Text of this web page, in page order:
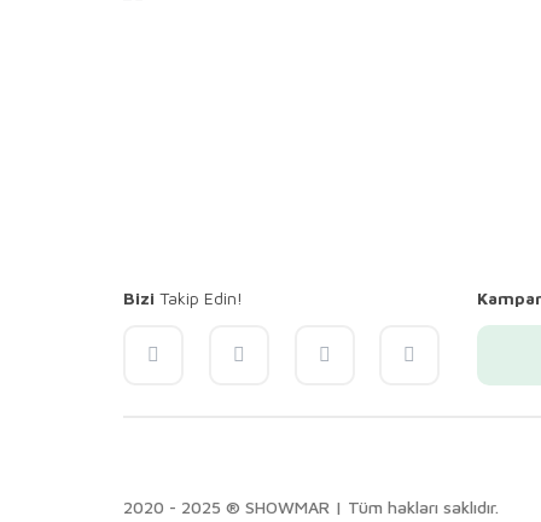
Bizi Takip Edin!
2020 - 2025 ® SHOWMAR | Tüm hakları saklıdır.